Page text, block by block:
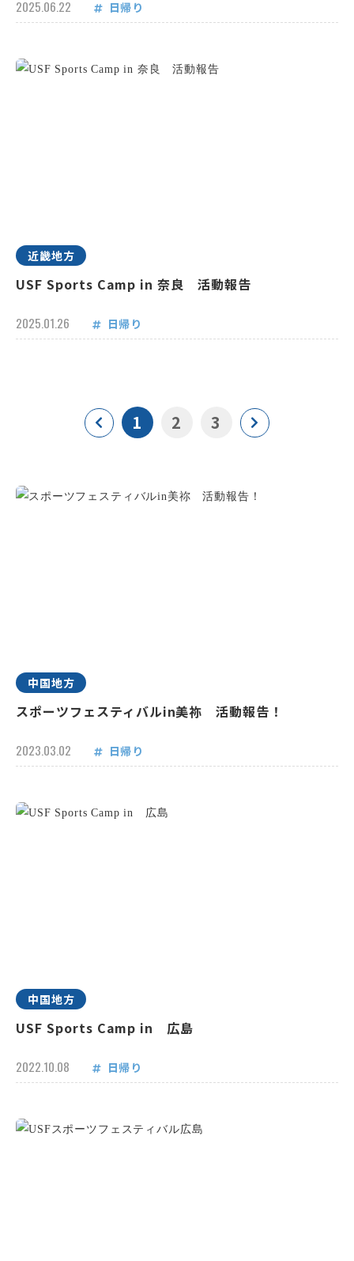
2025.06.22 日帰り
近畿地方
USF Sports Camp in 奈良 活動報告
2025.01.26 日帰り
1 2 3
中国地方
スポーツフェスティバルin美祢 活動報告！
2023.03.02 日帰り
中国地方
USF Sports Camp in 広島
2022.10.08 日帰り